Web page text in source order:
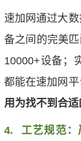
速加网通过大
备之间的完美
10000+设备；
都能在速加网平
用为找不到合适
4.
工艺规范